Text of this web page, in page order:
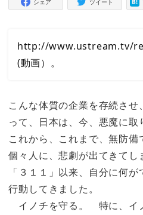
シェア ツイート
http://www.ustream.tv/
(動画）。
こんな体質の企業を存続さ
って、日本は、今、悪魔に取
これから、これまで、無防備
個々人に、悲劇が出てきて
「３１１」以来、自分に何が
行動してきました。
イノチを守る。 特に、イ